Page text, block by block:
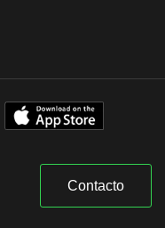
Contacto